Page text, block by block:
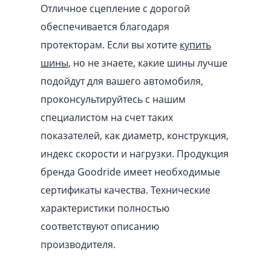
Отличное сцепление с дорогой
обеспечивается благодаря
протекторам. Если вы хотите купить
шины, но не знаете, какие шины лучше
подойдут для вашего автомобиля,
проконсультируйтесь с нашим
специалистом на счет таких
показателей, как диаметр, конструкция,
индекс скорости и нагрузки. Продукция
бренда Goodride имеет необходимые
сертификаты качества. Технические
характеристики полностью
соответствуют описанию
производителя.